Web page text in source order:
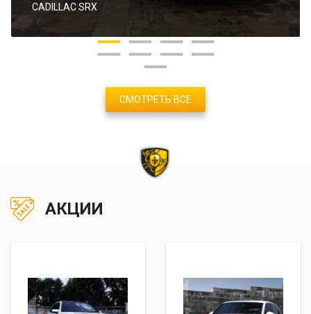
CADILLAC SRX
СМОТРЕТЬ ВСЕ
АКЦИИ